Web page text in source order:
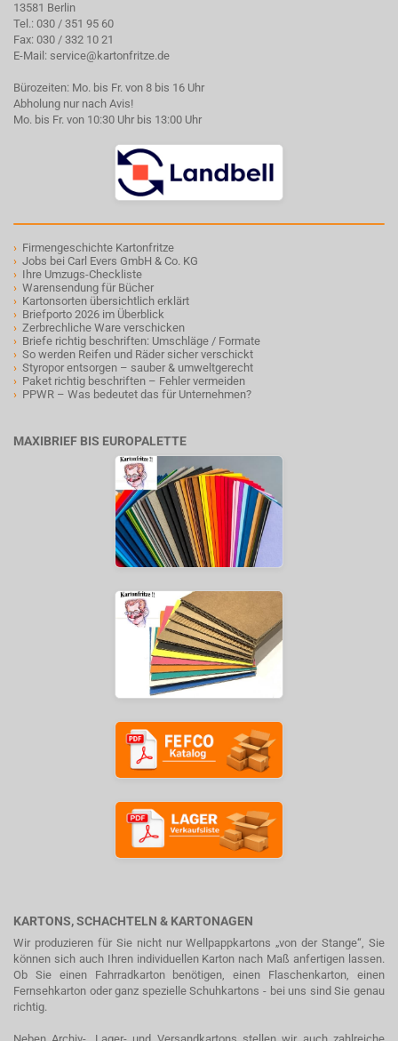
13581 Berlin
Tel.: 030 / 351 95 60
Fax: 030 / 332 10 21
E-Mail: service@kartonfritze.de
Bürozeiten: Mo. bis Fr. von 8 bis 16 Uhr
Abholung nur nach Avis!
Mo. bis Fr. von 10:30 Uhr bis 13:00 Uhr
› Firmengeschichte Kartonfritze
› Jobs bei Carl Evers GmbH & Co. KG
› Ihre Umzugs-Checkliste
› Warensendung für Bücher
› Kartonsorten übersichtlich erklärt
› Briefporto 2026 im Überblick
› Zerbrechliche Ware verschicken
› Briefe richtig beschriften: Umschläge / Formate
› So werden Reifen und Räder sicher verschickt
› Styropor entsorgen – sauber & umweltgerecht
› Paket richtig beschriften – Fehler vermeiden
› PPWR – Was bedeutet das für Unternehmen?
MAXIBRIEF BIS EUROPALETTE
KARTONS, SCHACHTELN & KARTONAGEN
Wir produzieren für Sie nicht nur Wellpappkartons „von der Stange“, Sie
können sich auch Ihren individuellen Karton nach Maß anfertigen lassen.
Ob Sie einen Fahrradkarton benötigen, einen Flaschenkarton, einen
Fernsehkarton oder ganz spezielle Schuhkartons - bei uns sind Sie genau
richtig.